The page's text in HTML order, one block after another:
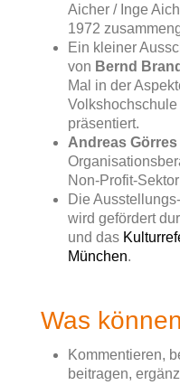
Aicher / Inge
1972
Ein kleiner
von Bernd
Mal in der
präsentiert.
Andreas Görres
Non-Profit-
Die
wird gefördert
und das
München.
Was
Kommentieren,
beitragen,